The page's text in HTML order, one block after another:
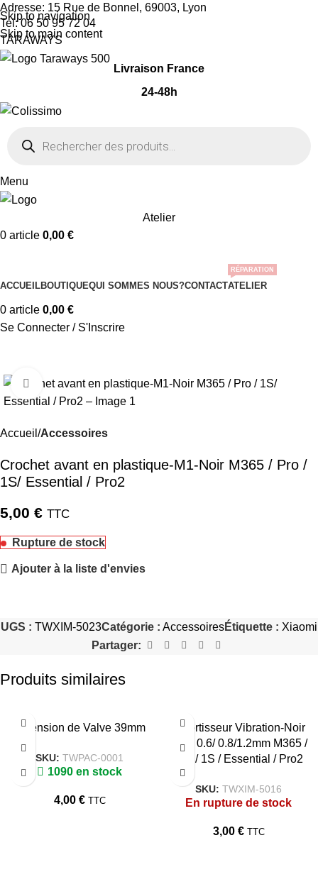
Skip to navigation
Skip to main content
Adresse: 15 Rue de Bonnel, 69003, Lyon
Tel: 06 50 95 72 04
TARAWAYS
Livraison France
24-48h
Menu
Atelier
0 article 0,00 €
ACCUEILBOUTIQUEQUI SOMMES NOUS?CONTACTATELIER
RÉPARATION
0 article 0,00 €
Se Connecter / S'Inscrire
Cliquez pour agrandir
Accueil Accessoires
Crochet avant en plastique-M1-Noir M365 / Pro /
1S/ Essential / Pro2
5,00 € TTC
Rupture de stock
Ajouter à la liste d'envies
UGS : TWXIM-5023Catégorie : AccessoiresÉtiquette : Xiaomi
Partager:
Produits similaires
Extension de Valve 39mm
SKU: TWPAC-0001
1090 en stock
4,00 € TTC
Amortisseur Vibration-Noir
3pcs 0.6/ 0.8/1.2mm M365 /
Pro / 1S / Essential / Pro2
SKU: TWXIM-5016
En rupture de stock
3,00 € TTC